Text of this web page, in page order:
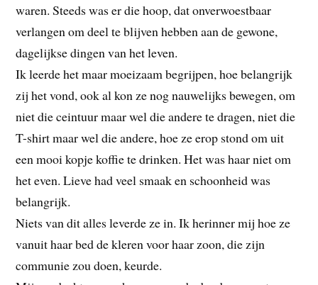
waren. Steeds was er die hoop, dat onverwoestbaar
verlangen om deel te blijven hebben aan de gewone,
dagelijkse dingen van het leven.
Ik leerde het maar moeizaam begrijpen, hoe belangrijk
zij het vond, ook al kon ze nog nauwelijks bewegen, om
niet die ceintuur maar wel die andere te dragen, niet die
T-shirt maar wel die andere, hoe ze erop stond om uit
een mooi kopje koffie te drinken. Het was haar niet om
het even. Lieve had veel smaak en schoonheid was
belangrijk.
Niets van dit alles leverde ze in. Ik herinner mij hoe ze
vanuit haar bed de kleren voor haar zoon, die zijn
communie zou doen, keurde.